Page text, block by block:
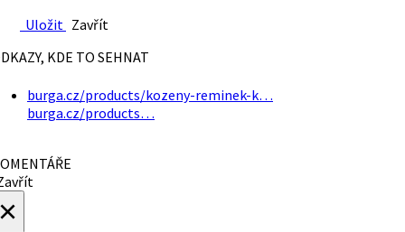
Uložit Zavřít
KDE TO SEHNAT
burga.cz/products/kozeny-reminek-k…
burga.cz/products…